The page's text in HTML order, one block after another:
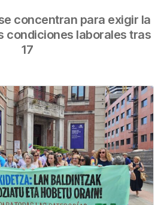
concentran para exigir la
condiciones laborales tras
17